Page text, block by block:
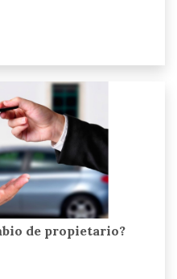
de propietario?